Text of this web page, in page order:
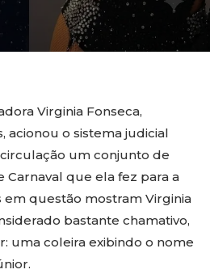
Virginia Fonseca,
acionou o sistema judicial
um conjunto de
Carnaval que ela fez para a
em questão mostram Virginia
bastante chamativo,
uma coleira exibindo o nome